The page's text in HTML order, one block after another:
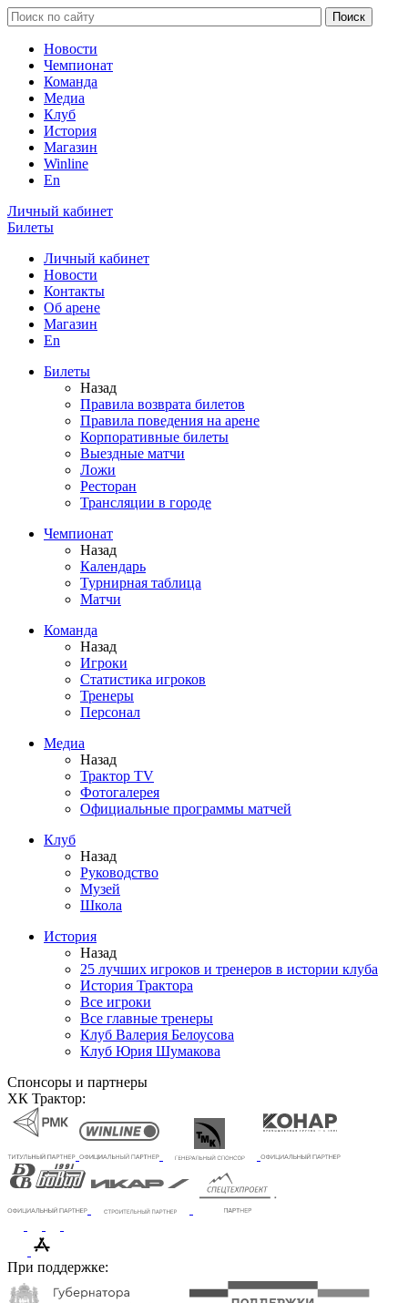
Новости
Чемпионат
Команда
Медиа
Клуб
История
Магазин
Winline
En
Личный кабинет
Билеты
Личный кабинет
Новости
Контакты
Об арене
Магазин
En
Билеты
Назад
Правила возврата билетов
Правила поведения на арене
Корпоративные билеты
Выездные матчи
Ложи
Ресторан
Трансляции в городе
Чемпионат
Назад
Календарь
Турнирная таблица
Матчи
Команда
Назад
Игроки
Статистика игроков
Тренеры
Персонал
Медиа
Назад
Трактор TV
Фотогалерея
Официальные программы матчей
Клуб
Назад
Руководство
Музей
Школа
История
Назад
25 лучших игроков и тренеров в истории клуба
История Трактора
Все игроки
Все главные тренеры
Клуб Валерия Белоусова
Клуб Юрия Шумакова
Спонсоры и партнеры
ХК Трактор:
При поддержке: